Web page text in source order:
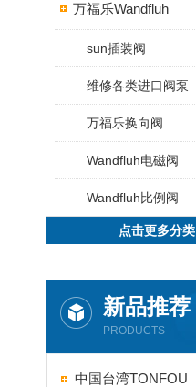
万福乐Wandfluh
sun插装阀
维修各类进口阀泵
万福乐换向阀
Wandfluh电磁阀
Wandfluh比例阀
点击更多分类
新品推荐
PRODUCTS
中国台湾TONFOU